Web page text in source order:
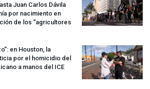
Juan Carlos Dávila
por nacimiento en
de los “agricultores
en Houston, la
por el homicidio del
a manos del ICE